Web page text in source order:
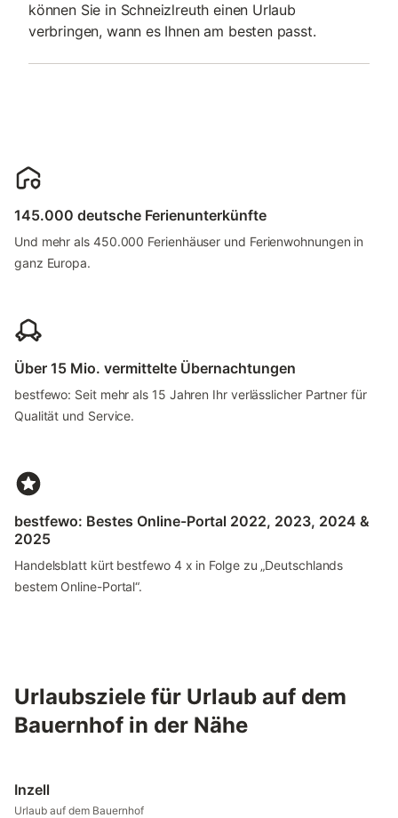
können Sie in Schneizlreuth einen Urlaub
verbringen, wann es Ihnen am besten passt.
145.000 deutsche Ferienunterkünfte
Und mehr als 450.000 Ferienhäuser und Ferienwohnungen in
ganz Europa.
Über 15 Mio. vermittelte Übernachtungen
bestfewo: Seit mehr als 15 Jahren Ihr verlässlicher Partner für
Qualität und Service.
bestfewo: Bestes Online-Portal 2022, 2023, 2024 &
2025
Handelsblatt kürt bestfewo 4 x in Folge zu „Deutschlands
bestem Online-Portal“.
Urlaubsziele für Urlaub auf dem
Bauernhof in der Nähe
Inzell
Urlaub auf dem Bauernhof